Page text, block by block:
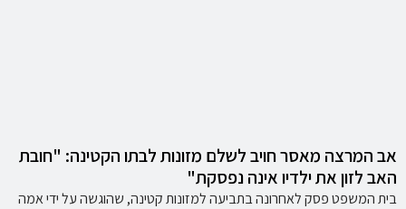
אב המרצה מאסר חויב לשלם מזונות לבתו הקטינה: "חובת
האב לזון את ילדיו אינה נפסקת"
בית המשפט פסק לאחרונה בתביעה למזונות קטינה, שהוגשה על ידי אמה